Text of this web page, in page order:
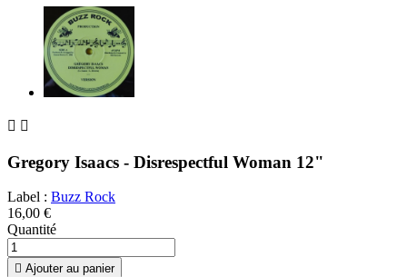
 
Gregory Isaacs - Disrespectful Woman 12"
Label : Buzz Rock
16,00 €
Quantité
 Ajouter au panier